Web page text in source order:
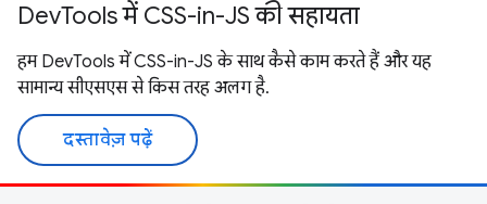
DevTools में CSS-in-JS की सहायता
हम DevTools में CSS-in-JS के साथ कैसे काम करते हैं और यह
सामान्य सीएसएस से किस तरह अलग है.
दस्तावेज़ पढ़ें